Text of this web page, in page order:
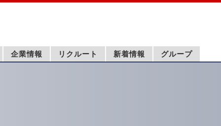
企業情報 リクルート 新着情報 グループ